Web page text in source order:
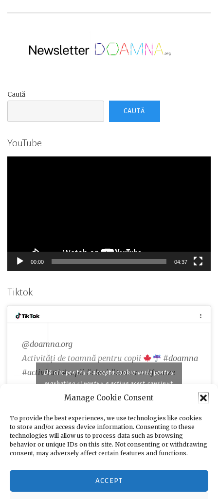
Manage Cookie Consent
To provide the best experiences, we use technologies like cookies
to store and/or access device information. Consenting to these
technologies will allow us to process data such as browsing
behavior or unique IDs on this site. Not consenting or withdrawing
consent, may adversely affect certain features and functions.
ACCEPT
soare
Caută
CAUTĂ
YouTube
00:00 04:37
Tiktok
@doamna.org
Activități de toamnă pentru copii
#doamna
#activitati #copii #elevi #toamna #frunze
♬ Famous piano songs for comedy and cooking
Dă clic pentru a accepta cookie-urile pentru
marketing și pentru a activa acest conținut